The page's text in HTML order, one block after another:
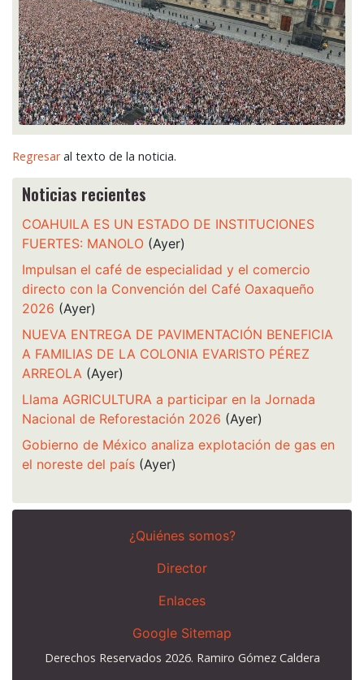
Regresaral texto de la noticia.
Noticias recientes
COAHUILA ES UN ESTADO DE INSTITUCIONES
FUERTES: MANOLO (Ayer)
Impulsan el café de especialidad y el comercio
directo con la Convención del Café Oaxaqueño
2026 (Ayer)
NUEVA ENTREGA DE PAVIMENTACIÓN BENEFICIA
A FAMILIAS DE LA COLONIA EVARISTO PÉREZ
ARREOLA (Ayer)
Llama AGRICULTURA a participar en la Jornada
Nacional de Reforestación 2026 (Ayer)
Gobierno de México analiza explotación de gas en
el noreste del país (Ayer)
¿Quiénes somos?
Director
Enlaces
Google Sitemap
Derechos Reservados 2026. Ramiro Gómez Caldera